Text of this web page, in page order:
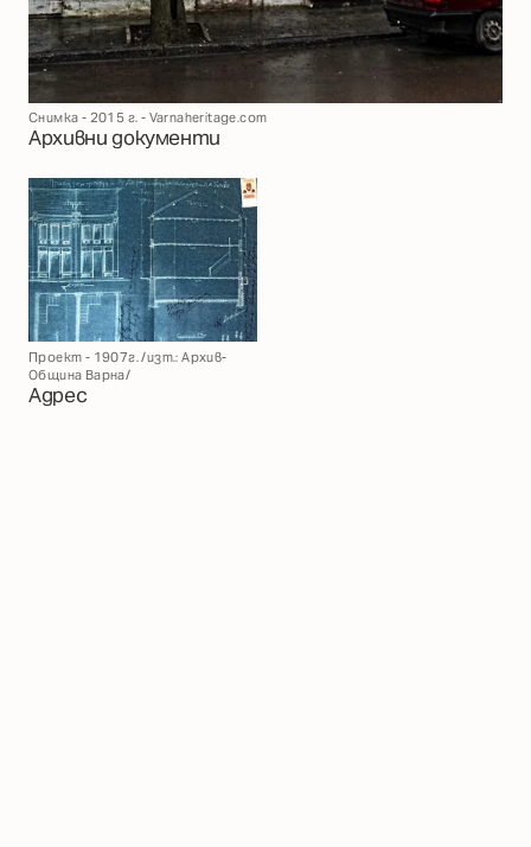
Снимка - 2015 г. - Varnaheritage.com
Архивни документи
Проект - 1907г. /изт.: Архив-
Община Варна/
Адрес